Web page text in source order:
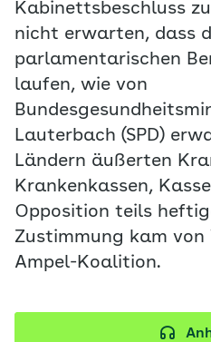
Kabinettsbeschluss
nicht erwarten, dass
parlamentarischen
laufen, wie von
Lauterbach (SPD)
Ländern äußerten
Krankenkassen,
Opposition teils
Zustimmung kam von
Ampel-Koalition.